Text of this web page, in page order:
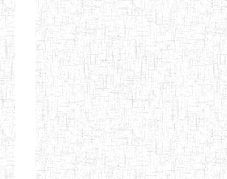
MODEL
INCLUSIVE
BILINGUAL
TEACHER
TRAINING
INSTITUTE
08/09/2015 ENIEG
CEFED/SPED/TTI
SANTA
17/11/2008 ENIEG
PTTC MBENGWI 06/08/1990 ENIEG